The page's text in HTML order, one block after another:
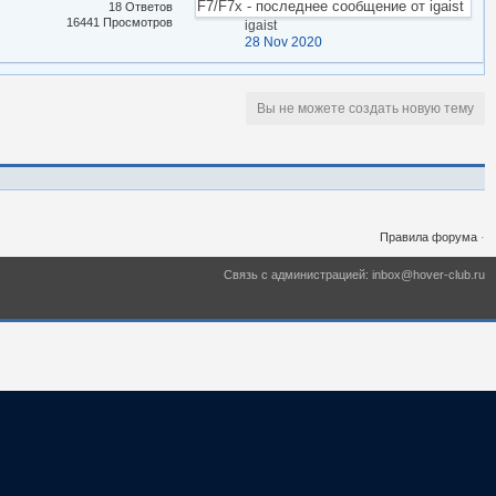
18 Ответов
16441 Просмотров
igaist
28 Nov 2020
Вы не можете создать новую тему
Правила форума ·
Связь с администрацией: inbox@hover-club.ru